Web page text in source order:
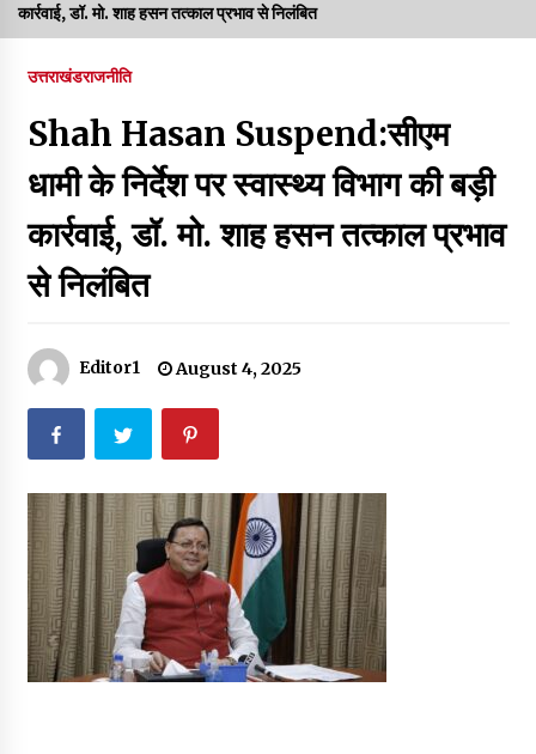
Minorities Rights Day : विश्व अल्पसंख्यक अधिकार दिवस
कार्यक्रम में शामिल हुए सीएम,आधुनिक मदरसों का नाम अब्दुल कलाम के नाम
Thought Of The Day 7 September
Thought Of The Day 6 September
May 18, 2022
Thought Of The Day 17 May
May 17, 2022
Thought Of The Day 16 May
May 16, 2022
Thought Of The Day 14 May
कार्रवाई, डॉ. मो. शाह हसन तत्काल प्रभाव से निलंबित
उत्तराखंडराजनीति
Shah Hasan Suspend:सीएम
धामी के निर्देश पर स्वास्थ्य विभाग की बड़ी
कार्रवाई, डॉ. मो. शाह हसन तत्काल प्रभाव
से निलंबित
Editor1 August 4, 2025